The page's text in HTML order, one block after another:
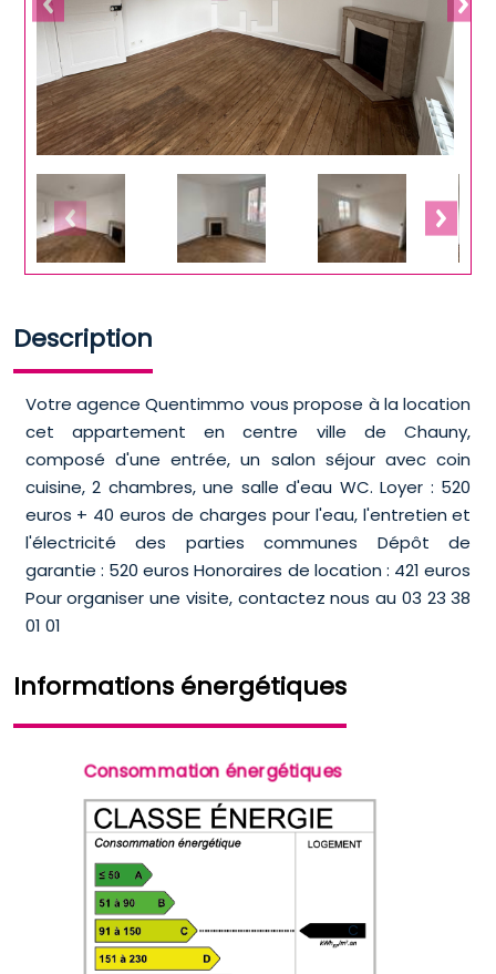
Description
Votre agence Quentimmo vous propose à la location
cet appartement en centre ville de Chauny,
composé d'une entrée, un salon séjour avec coin
cuisine, 2 chambres, une salle d'eau WC. Loyer : 520
euros + 40 euros de charges pour l'eau, l'entretien et
l'électricité des parties communes Dépôt de
garantie : 520 euros Honoraires de location : 421 euros
Pour organiser une visite, contactez nous au 03 23 38
01 01
Informations énergétiques
Consommation énergétiques
C